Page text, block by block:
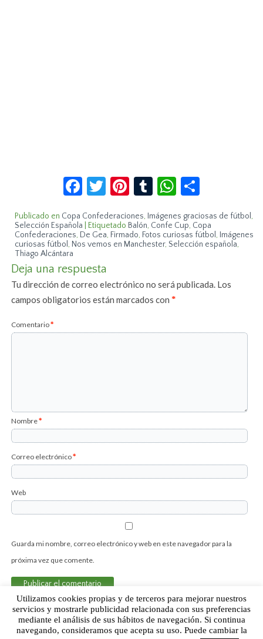
Facebook
TwitterPinterest
TumblrWhatsApp
Publicado en Copa Confederaciones, Imágenes graciosas de fútbol ,
Selección Española
Etiquetado Balón, Confe Cup, Copa
Confederaciones, De Gea, Firmado, Fotos curiosas fútbol , Imágenes
curiosas fútbol , Nos vemos en Manchester, Selección española,
Thiago Alcántara
Deja una respuesta
Tu dirección de correo electrónico no será publicada. Los
campos obligatorios están marcados con*
Comentario*
Nombre*
Correo electrónico*
Web
Guarda mi nombre, correo electrónico y web en este navegador para la
próxima vez que comente.
Utilizamos cookies propias y de terceros para mejorar nuestros
servicios y mostrarle publicidad relacionada con sus preferencias
mediante el análisis de sus hábitos de navegación. Si continua
navegando, consideramos que acepta su uso. Puede cambiar la